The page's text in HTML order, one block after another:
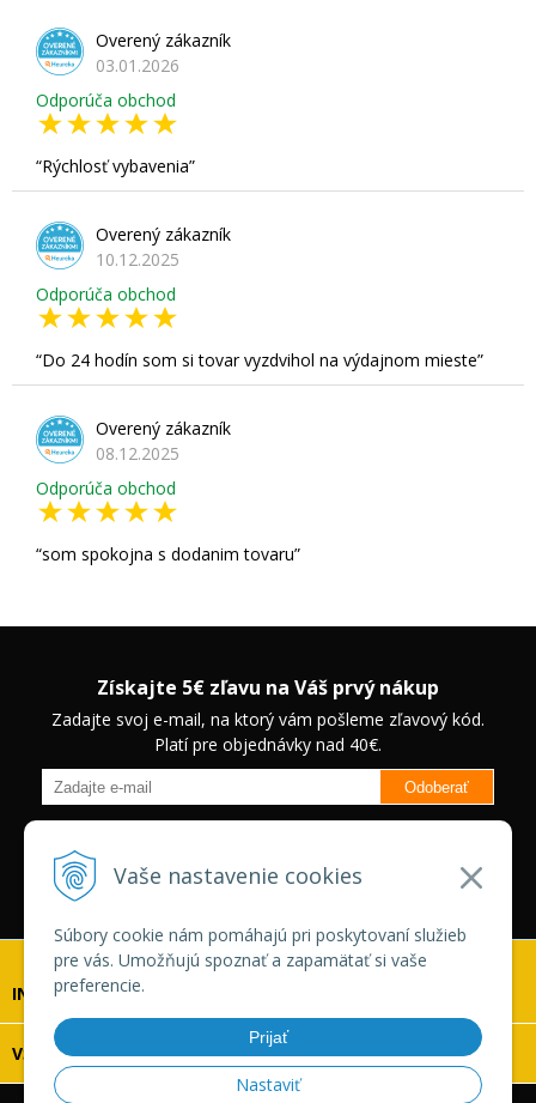
Vaše nastavenie cookies
Súbory cookie nám pomáhajú pri poskytovaní služieb
pre vás. Umožňujú spoznať a zapamätať si vaše
preferencie.
Prijať
Nastaviť
Overený zákazník
03.01.2026
Odporúča obchod
Rýchlosť vybavenia
Overený zákazník
10.12.2025
Odporúča obchod
Do 24 hodín som si tovar vyzdvihol na výdajnom mieste
Overený zákazník
08.12.2025
Odporúča obchod
som spokojna s dodanim tovaru
Získajte 5€ zľavu na Váš prvý nákup
Zadajte svoj e-mail, na ktorý vám pošleme zľavový kód.
Platí pre objednávky nad 40€.
Odoberať
zľavách na vybrané produkty.
Neplatí pre Veľkoobchodných
zákazníkov.
INFOLINKA
VŠETKO O NÁKUPE